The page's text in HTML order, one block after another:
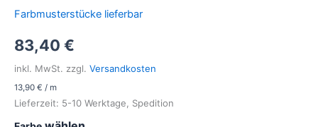
Farbmusterstücke lieferbar
83,40 €
inkl. MwSt. zzgl. Versandkosten
13,90 € / m
Lieferzeit: 5-10 Werktage, Spedition